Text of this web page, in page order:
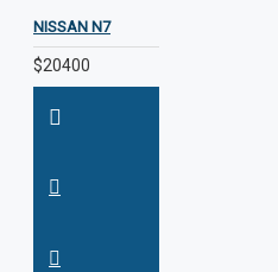
NISSAN N7
$20400